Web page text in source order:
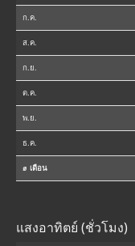
ก.ค.
ส.ค.
ก.ย.
ต.ค.
พ.ย.
ธ.ค.
⌀ เดือน
แสงอาทิตย์ (ชั่วโมง)